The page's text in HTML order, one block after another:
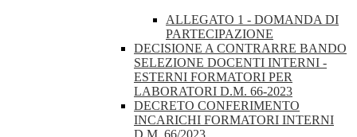
ALLEGATO 1 - DOMANDA DI
PARTECIPAZIONE
DECISIONE A CONTRARRE BANDO
SELEZIONE DOCENTI INTERNI -
ESTERNI FORMATORI PER
LABORATORI D.M. 66-2023
DECRETO CONFERIMENTO
INCARICHI FORMATORI INTERNI